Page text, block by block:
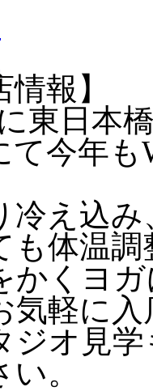
報】
東日本
て今年
冷え込
も体温
かくヨ
気軽に
ジオ見
。